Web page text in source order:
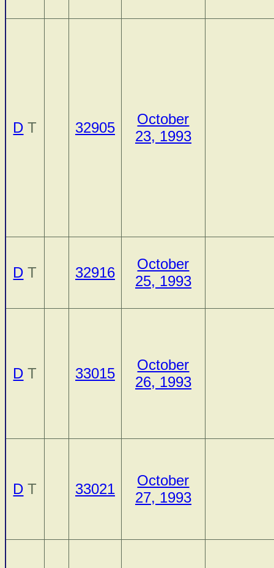
D T 32905
October
23, 1993
D T 32916
October
25, 1993
D T 33015
October
26, 1993
D T 33021
October
27, 1993